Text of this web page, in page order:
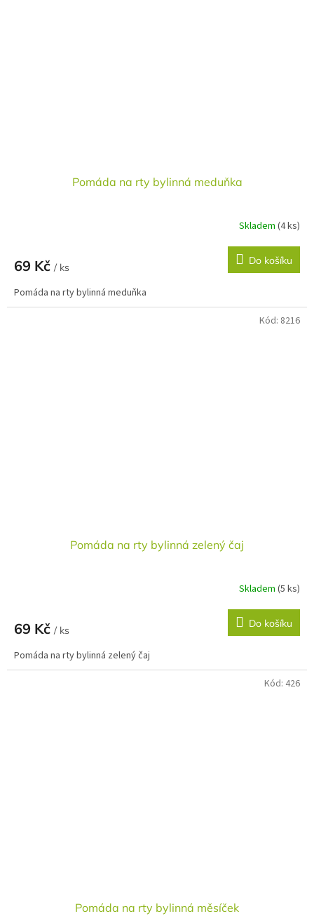
Pomáda na rty bylinná meduňka
Skladem (4 ks)
69 Kč / ks
Do košíku
Pomáda na rty bylinná meduňka
Pomáda na rty bylinná zelený čaj
Skladem (5 ks)
69 Kč / ks
Do košíku
Pomáda na rty bylinná zelený čaj
Kód: 8216
Pomáda na rty bylinná měsíček
Kód: 426